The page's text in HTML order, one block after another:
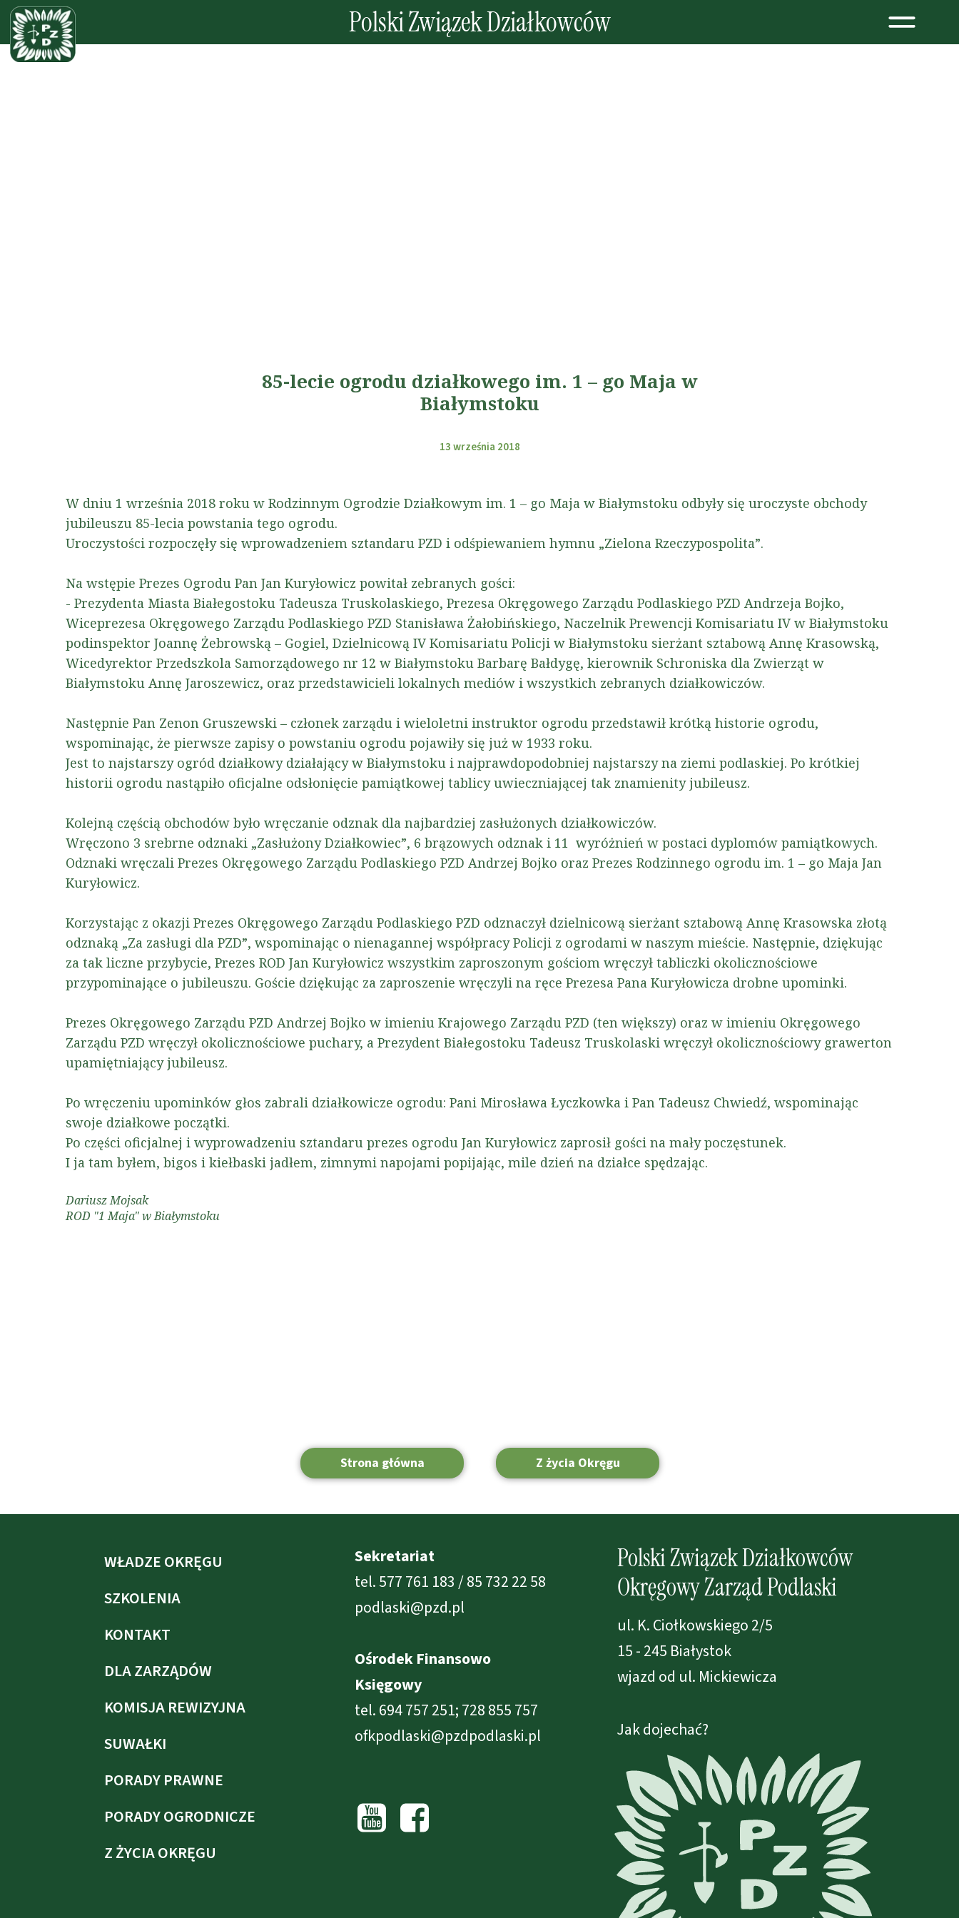
Polski Związek Działkowców
Z życia Okręgu
Strona główna
13 września 2018
85-lecie ogrodu działkowego im. 1 – go Maja w
Białymstoku
W dniu 1 września 2018 roku w Rodzinnym Ogrodzie Działkowym im. 1 – go Maja w Białymstoku odbyły się uroczyste obchody
jubileuszu 85-lecia powstania tego ogrodu.
Uroczystości rozpoczęły się wprowadzeniem sztandaru PZD i odśpiewaniem hymnu „Zielona Rzeczypospolita”.
Na wstępie Prezes Ogrodu Pan Jan Kuryłowicz powitał zebranych gości:
- Prezydenta Miasta Białegostoku Tadeusza Truskolaskiego, Prezesa Okręgowego Zarządu Podlaskiego PZD Andrzeja Bojko,
Wiceprezesa Okręgowego Zarządu Podlaskiego PZD Stanisława Żałobińskiego, Naczelnik Prewencji Komisariatu IV w Białymstoku
podinspektor Joannę Żebrowską – Gogiel, Dzielnicową IV Komisariatu Policji w Białymstoku sierżant sztabową Annę Krasowską,
Wicedyrektor Przedszkola Samorządowego nr 12 w Białymstoku Barbarę Bałdygę, kierownik Schroniska dla Zwierząt w
Białymstoku Annę Jaroszewicz, oraz przedstawicieli lokalnych mediów i wszystkich zebranych działkowiczów.
Następnie Pan Zenon Gruszewski – członek zarządu i wieloletni instruktor ogrodu przedstawił krótką historie ogrodu,
wspominając, że pierwsze zapisy o powstaniu ogrodu pojawiły się już w 1933 roku.
Jest to najstarszy ogród działkowy działający w Białymstoku i najprawdopodobniej najstarszy na ziemi podlaskiej. Po krótkiej
historii ogrodu nastąpiło oficjalne odsłonięcie pamiątkowej tablicy uwieczniającej tak znamienity jubileusz.
Kolejną częścią obchodów było wręczanie odznak dla najbardziej zasłużonych działkowiczów.
Wręczono 3 srebrne odznaki „Zasłużony Działkowiec”, 6 brązowych odznak i 11 wyróżnień w postaci dyplomów pamiątkowych.
Odznaki wręczali Prezes Okręgowego Zarządu Podlaskiego PZD Andrzej Bojko oraz Prezes Rodzinnego ogrodu im. 1 – go Maja Jan
Kuryłowicz.
Korzystając z okazji Prezes Okręgowego Zarządu Podlaskiego PZD odznaczył dzielnicową sierżant sztabową Annę Krasowska złotą
odznaką „Za zasługi dla PZD”, wspominając o nienagannej współpracy Policji z ogrodami w naszym mieście. Następnie, dziękując
za tak liczne przybycie, Prezes ROD Jan Kuryłowicz wszystkim zaproszonym gościom wręczył tabliczki okolicznościowe
przypominające o jubileuszu. Goście dziękując za zaproszenie wręczyli na ręce Prezesa Pana Kuryłowicza drobne upominki.
Prezes Okręgowego Zarządu PZD Andrzej Bojko w imieniu Krajowego Zarządu PZD (ten większy) oraz w imieniu Okręgowego
Zarządu PZD wręczył okolicznościowe puchary, a Prezydent Białegostoku Tadeusz Truskolaski wręczył okolicznościowy grawerton
upamiętniający jubileusz.
Po wręczeniu upominków głos zabrali działkowicze ogrodu: Pani Mirosława Łyczkowka i Pan Tadeusz Chwiedź, wspominając
swoje działkowe początki.
Po części oficjalnej i wyprowadzeniu sztandaru prezes ogrodu Jan Kuryłowicz zaprosił gości na mały poczęstunek.
I ja tam byłem, bigos i kiełbaski jadłem, zimnymi napojami popijając, mile dzień na działce spędzając.
Dariusz Mojsak
ROD "1 Maja" w Białymstoku
Jak dojechać?
Polski Związek Działkowców
Okręgowy Zarząd Podlaski
ul. K. Ciołkowskiego 2/5
15 - 245 Białystok
wjazd od ul. Mickiewicza
Sekretariat
tel. 577 761 183 / 85 732 22 58
podlaski@pzd.pl
Ośrodek Finansowo
Księgowy
tel. 694 757 251; 728 855 757
ofkpodlaski@pzdpodlaski.pl
WŁADZE OKRĘGU
SZKOLENIA
KONTAKT
DLA ZARZĄDÓW
KOMISJA REWIZYJNA
SUWAŁKI
PORADY PRAWNE
PORADY OGRODNICZE
Z ŻYCIA OKRĘGU